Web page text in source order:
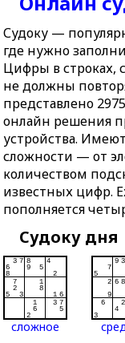
Судоку —
где нужно
Цифры в строках,
не должны
представлено
онлайн решения
устройства.
сложности — от
количеством
известных цифр.
пополняется
Судоку дня
сложное